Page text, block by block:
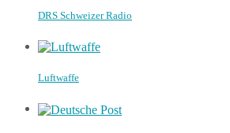
DRS Schweizer Radio
Luftwaffe